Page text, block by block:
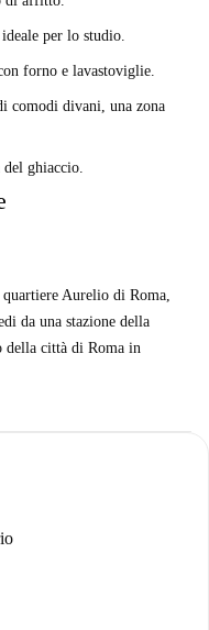
per lo studio.
forno e lavastoviglie.
comodi divani, una zona
ghiaccio.
Aurelio di Roma,
da una stazione della
della città di Roma in